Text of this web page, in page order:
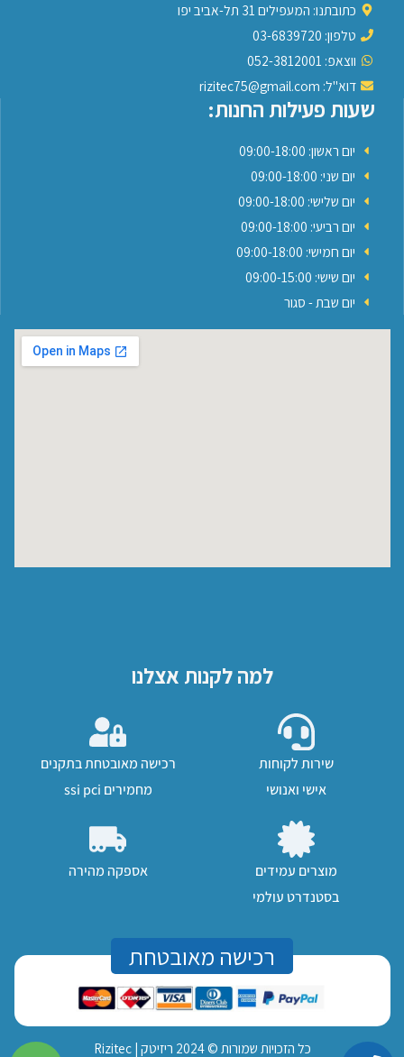
כתובתנו: המעפילים 31 תל-אביב יפו
טלפון: 03-6839720
ווצאפ: 052-3812001
דוא"ל: rizitec75@gmail.com
שעות פעילות החנות:
יום ראשון: 09:00-18:00
יום שני: 09:00-18:00
יום שלישי: 09:00-18:00
יום רביעי: 09:00-18:00
יום חמישי: 09:00-18:00
יום שישי: 09:00-15:00
יום שבת - סגור
למה לקנות אצלנו
שירות לקוחות
אישי ואנושי
רכישה מאובטחת בתקנים
מחמירים ssi pci
מוצרים עמידים
בסטנדרט עולמי
אספקה מהירה
רכישה מאובטחת
כל הזכויות שמורות © 2024 ריזיטק | Rizitec